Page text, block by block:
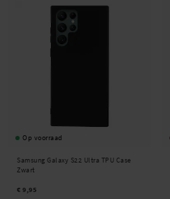
Op voorraad
Samsung Galaxy S22 Ultra TPU Case
Zwart
€ 9,95